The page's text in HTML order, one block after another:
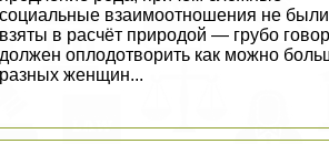
социальные взаимоотношения не были
взяты в расчёт природой — грубо
должен оплодотворить как можно
разных женщин...